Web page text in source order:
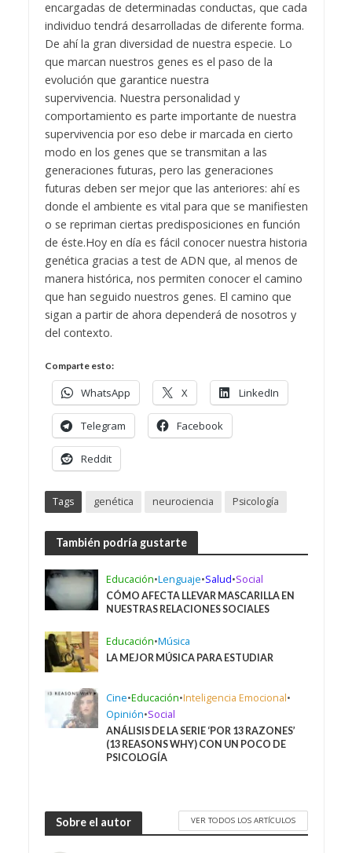
encargadas de determinadas conductas, que cada
individuo tendrá desarrolladas de diferente forma.
De ahí la gran diversidad de nuestra especie. Lo
que marcan nuestros genes es el paso de la
evolución que garantice nuestra
supervivencia. Nuestra personalidad y
comportamiento es parte importante de nuestra
supervivencia por eso debe ir marcada en cierto
modo en los genes que se transmitan a las
generaciones futuras, pero las generaciones
futuras deben ser mejor que las anteriores: ahí es
donde el ambiente es vital para que se manifiesten
o se repriman ciertas predisposiciones en función
de éste.Hoy en día es fácil conocer nuestra historia
genética gracias a test de ADN que, al menos de
manera histórica, nos permiten conocer el camino
que han seguido nuestros genes. El camino que
sigan a partir de ahora dependerá de nosotros y
del contexto.
Comparte esto:
WhatsApp X LinkedIn
Telegram Facebook
Reddit
Tags genética neurociencia Psicología
También podría gustarte
Educación•Lenguaje•Salud•Social
CÓMO AFECTA LLEVAR MASCARILLA EN
NUESTRAS RELACIONES SOCIALES
Educación•Música
LA MEJOR MÚSICA PARA ESTUDIAR
Cine•Educación•Inteligencia Emocional•
Opinión•Social
ANÁLISIS DE LA SERIE ‘POR 13 RAZONES’
(13 REASONS WHY) CON UN POCO DE
PSICOLOGÍA
Sobre el autor VER TODOS LOS ARTÍCULOS